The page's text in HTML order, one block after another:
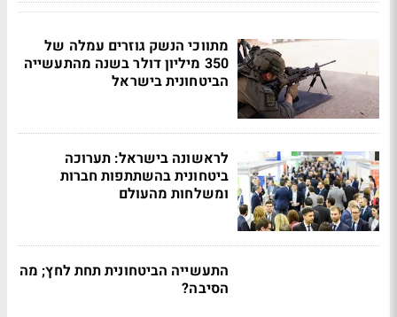
מתווכי הנשק גוזרים עמלה של
350 מיליון דולר בשנה מהתעשייה
הביטחונית בישראל
לראשונה בישראל: תערוכה
ביטחונית בהשתתפות חברות
ומשלחות מהעולם
התעשייה הביטחונית תחת לחץ; מה
הסיבה?